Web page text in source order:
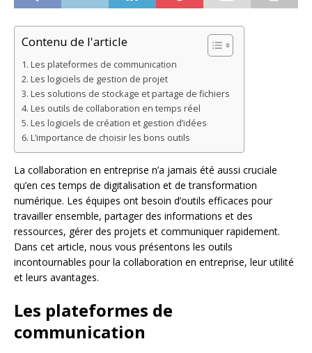
Contenu de l'article
Les plateformes de communication
Les logiciels de gestion de projet
Les solutions de stockage et partage de fichiers
Les outils de collaboration en temps réel
Les logiciels de création et gestion d’idées
L’importance de choisir les bons outils
La collaboration en entreprise n’a jamais été aussi cruciale
qu’en ces temps de digitalisation et de transformation
numérique. Les équipes ont besoin d’outils efficaces pour
travailler ensemble, partager des informations et des
ressources, gérer des projets et communiquer rapidement.
Dans cet article, nous vous présentons les outils
incontournables pour la collaboration en entreprise, leur utilité
et leurs avantages.
Les plateformes de
communication